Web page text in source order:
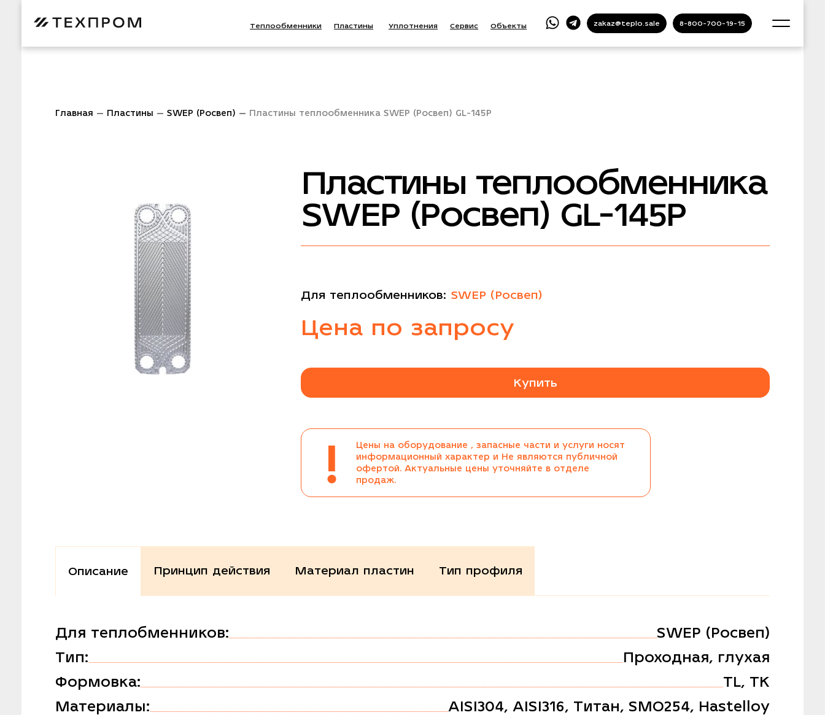
Теплообменники Пластины Уплотнения Сервис Объекты zakaz@teplo.sale 8-800-700-19-15
Главная Пластины SWEP (Росвеп) Пластины теплообменника SWEP (Росвеп) GL-145P
Пластины теплообменника
SWEP (Росвеп) GL-145P
Для теплообменников: SWEP (Росвеп)
Цена по запросу
Купить
!
Цены на оборудование , запасные части и услуги носят
информационный характер и Не являются публичной
офертой. Актуальные цены уточняйте в отделе
продаж.
Описание Принцип действия Материал пластин Тип профиля
Для теплобменников:
SWEP (Росвеп)
Тип:
Проходная, глухая
Формовка:
TL, TK
Материалы:
AISI304, AISI316, Титан, SMO254, Hastelloy